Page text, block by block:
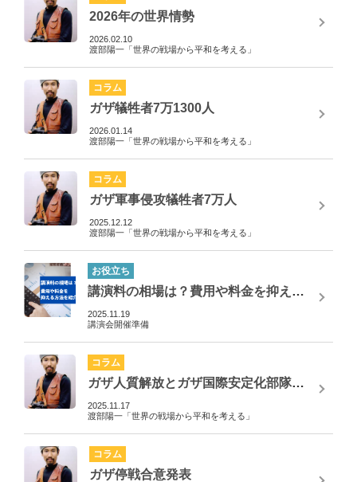
2026年の世界情勢
2026.02.10
渡部陽一「世界の戦場から平和を考える」
コラム
ガザ犠牲者7万1300人
2026.01.14
渡部陽一「世界の戦場から平和を考える」
コラム
ガザ軍事侵攻犠牲者7万人
2025.12.12
渡部陽一「世界の戦場から平和を考える」
お役立ち
講演料の相場は？費用や料金を抑える方法を紹介
2025.11.19
講演会開催準備
コラム
ガザ人質解放とガザ国際安定化部隊（ISF）
2025.11.17
渡部陽一「世界の戦場から平和を考える」
コラム
ガザ停戦合意発表